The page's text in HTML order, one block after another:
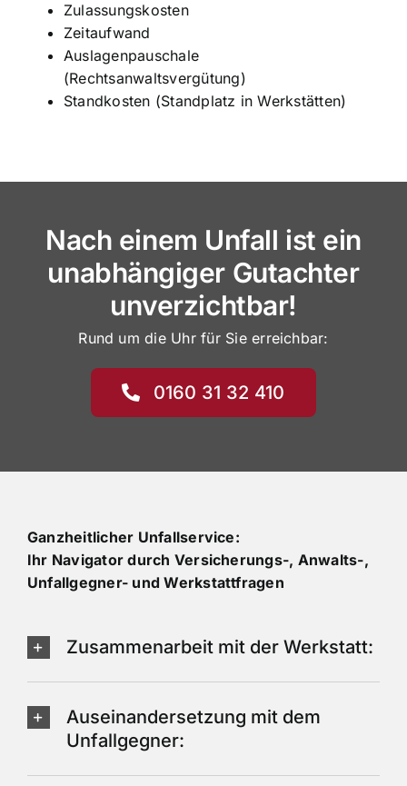
Zulassungskosten
Zeitaufwand
Auslagenpauschale
(Rechtsanwaltsvergütung)
Standkosten (Standplatz in Werkstätten)
Nach einem Unfall ist ein
unabhängiger Gutachter
unverzichtbar!
Rund um die Uhr für Sie erreichbar:
0160 31 32 410
Ganzheitlicher Unfallservice:
Ihr Navigator durch Versicherungs-, Anwalts-,
Unfallgegner- und Werkstattfragen
Zusammenarbeit mit der Werkstatt:
Auseinandersetzung mit dem
Unfallgegner: